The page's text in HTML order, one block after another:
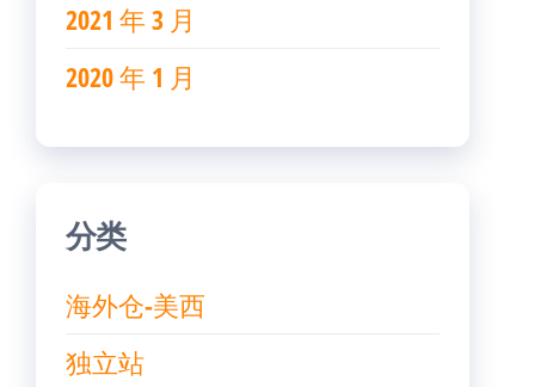
2021 年 3 月
2020 年 1 月
分类
海外仓-美西
独立站